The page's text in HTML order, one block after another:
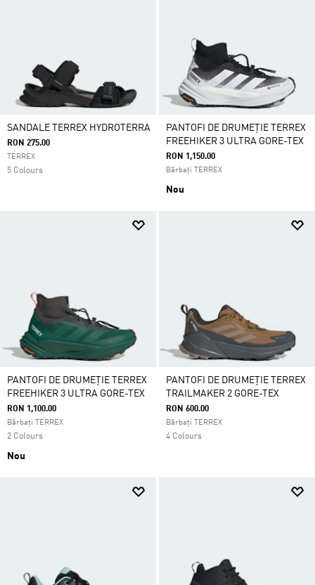
SANDALE TERREX HYDROTERRA
RON 275.00
TERREX
5 Colours
PANTOFI DE DRUMEȚIE TERREX
FREEHIKER 3 ULTRA GORE-TEX
RON 1,150.00
Bărbați TERREX
Nou
PANTOFI DE DRUMEȚIE TERREX
FREEHIKER 3 ULTRA GORE-TEX
RON 1,100.00
Bărbați TERREX
2 Colours
Nou
PANTOFI DE DRUMEȚIE TERREX
TRAILMAKER 2 GORE-TEX
RON 600.00
Bărbați TERREX
4 Colours